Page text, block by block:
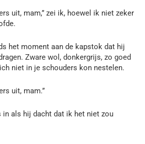
uit, mam,” zei ik, hoewel ik niet zeker
het moment aan de kapstok dat hij
Zware wol, donkergrijs, zo goed
niet in je schouders kon nestelen.
uit, mam.”
als hij dacht dat ik het niet zou